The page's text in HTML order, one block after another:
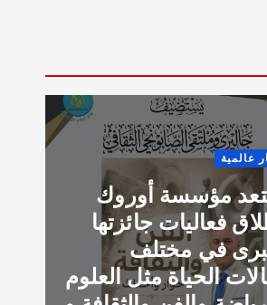
فن وثقافة
لارا نور وإيهاب قواسمي